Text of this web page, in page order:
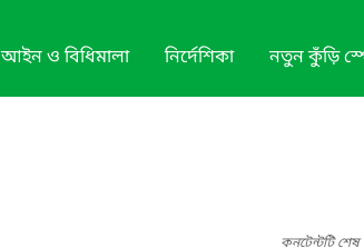
আইন ও বিধিমালা নির্দেশিকা নতুন কুঁড়ি
কনটেন্টটি